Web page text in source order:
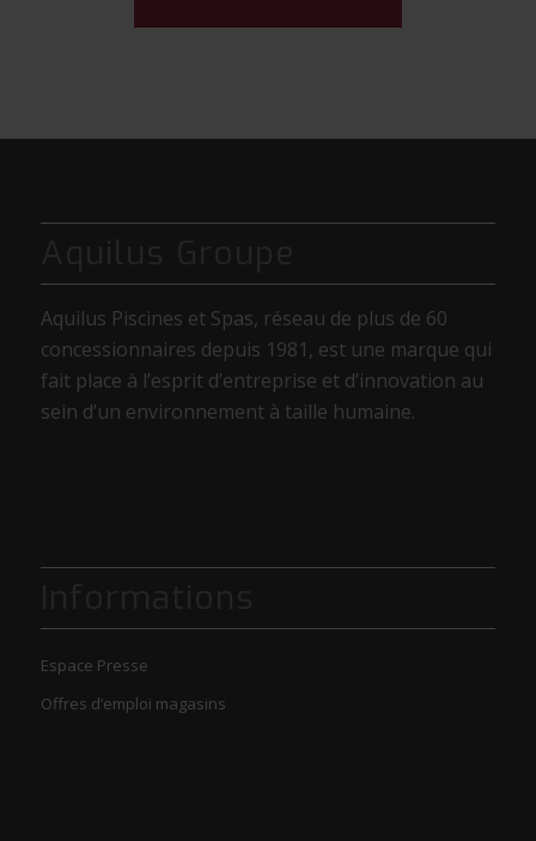
Aquilus Piscines et Spas, réseau de plus de 60
concessionnaires depuis 1981, est une marque qui
fait place à l’esprit d’entreprise et d’innovation au
sein d’un environnement à taille humaine.
Espace Presse
Offres d’emploi magasins